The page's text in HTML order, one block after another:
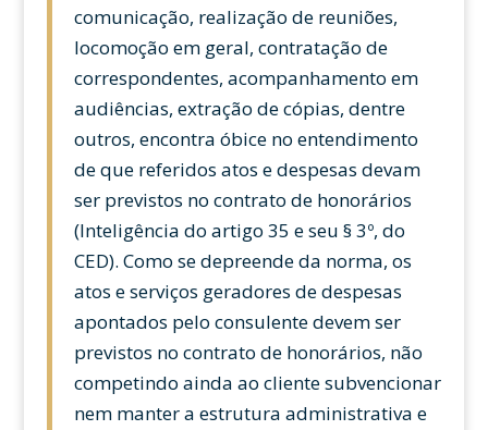
comunicação, realização de reuniões,
locomoção em geral, contratação de
correspondentes, acompanhamento em
audiências, extração de cópias, dentre
outros, encontra óbice no entendimento
de que referidos atos e despesas devam
ser previstos no contrato de honorários
(Inteligência do artigo 35 e seu § 3º, do
CED). Como se depreende da norma, os
atos e serviços geradores de despesas
apontados pelo consulente devem ser
previstos no contrato de honorários, não
competindo ainda ao cliente subvencionar
nem manter a estrutura administrativa e